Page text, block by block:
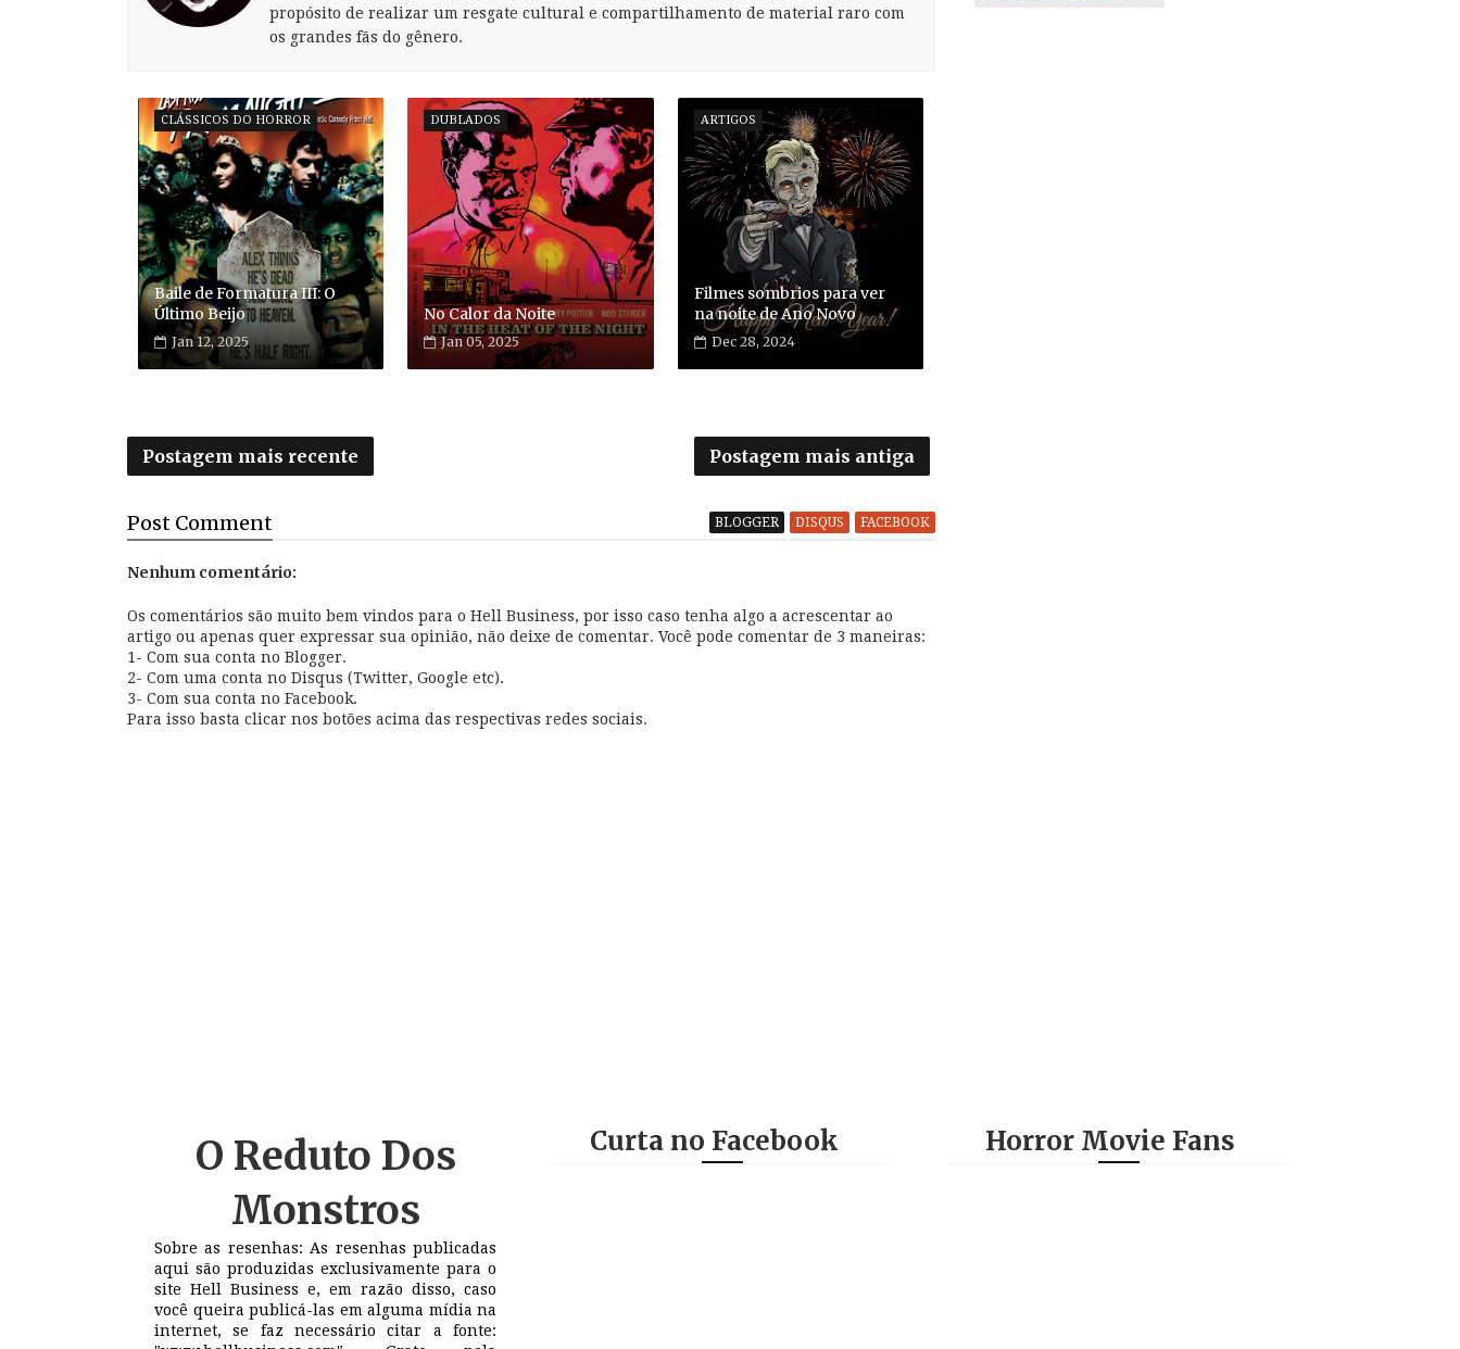
propósito de realizar um resgate cultural e compartilhamento de material raro com
os grandes fãs do gênero.
CLÁSSICOS DO HORROR
Baile de Formatura III: O
Último Beijo
Jan 12, 2025
DUBLADOS
No Calor da Noite
Jan 05, 2025
ARTIGOS
Filmes sombrios para ver
na noite de Ano Novo
Dec 28, 2024
Postagem mais recente Postagem mais antiga
Post Comment BLOGGER DISQUS FACEBOOK
Nenhum comentário:
Os comentários são muito bem vindos para o Hell Business, por isso caso tenha algo a acrescentar ao
artigo ou apenas quer expressar sua opinião, não deixe de comentar. Você pode comentar de 3 maneiras:
1- Com sua conta no Blogger.
2- Com uma conta no Disqus (Twitter, Google etc).
3- Com sua conta no Facebook.
Para isso basta clicar nos botões acima das respectivas redes sociais.
O Reduto Dos
Monstros
Sobre as resenhas: As resenhas publicadas
aqui são produzidas exclusivamente para o
site Hell Business e, em razão disso, caso
você queira publicá-las em alguma mídia na
internet, se faz necessário citar a fonte:
Curta no Facebook Horror Movie Fans